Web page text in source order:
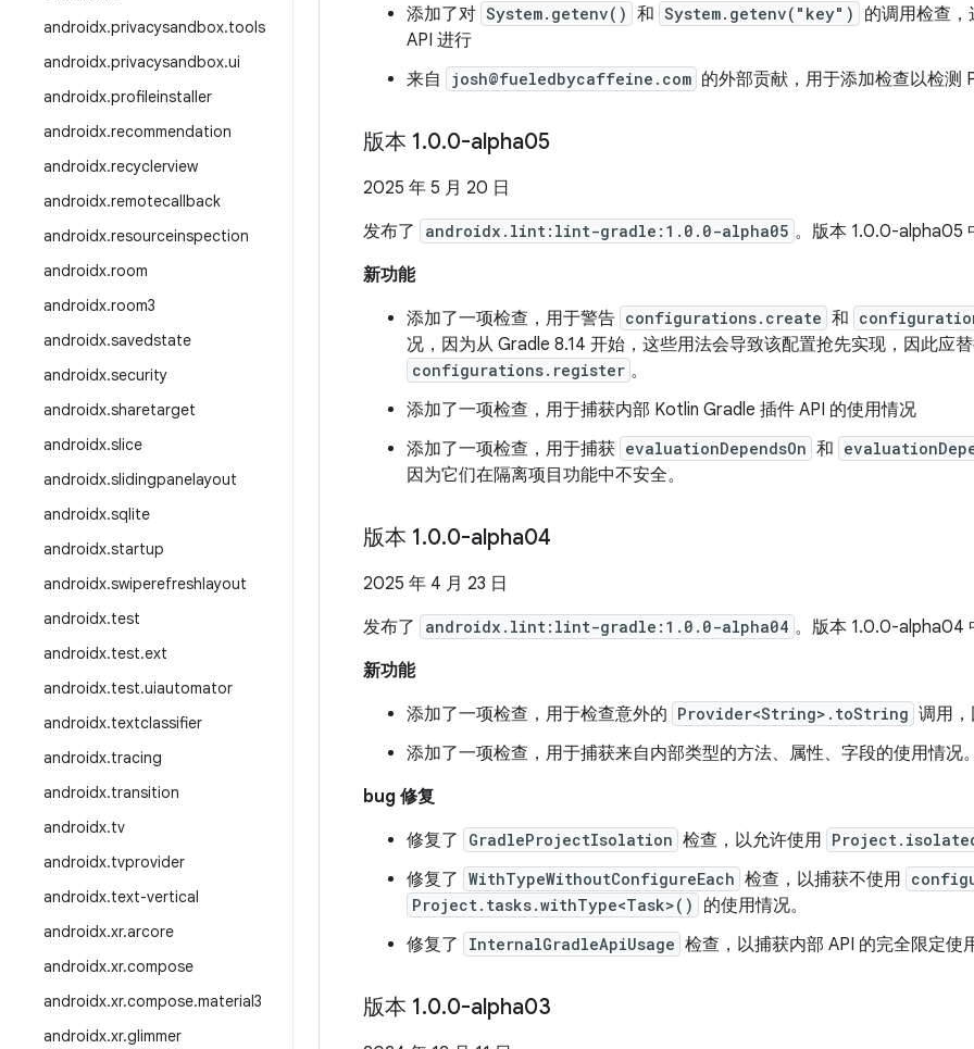
androidx.privacysandbox.tools
androidx.privacysandbox.ui
androidx.profileinstaller
androidx.recommendation
androidx.recyclerview
androidx.remotecallback
androidx.resourceinspection
androidx.room
androidx.room3
androidx.savedstate
androidx.security
androidx.sharetarget
androidx.slice
androidx.slidingpanelayout
androidx.sqlite
androidx.startup
androidx.swiperefreshlayout
androidx.test
androidx.test.ext
androidx.test.uiautomator
androidx.textclassifier
androidx.tracing
androidx.transition
androidx.tv
androidx.tvprovider
androidx.text-vertical
androidx.xr.arcore
androidx.xr.compose
androidx.xr.compose.material3
androidx.xr.glimmer
添加了对 System.getenv() 和 System.getenv("key")
的调用检查
API 进行
来自
josh@fueledbycaffeine.com 的外部贡献，用于添加检查以检测
版本 1.0.0-alpha05
2025 年 5 月 20 日
发布了
androidx.lint:lint-gradle:1.0.0-alpha05 。版本 1.0.0-alpha05
新功能
添加了一项检查，用于警告 configurations.create 和
况，因为从 Gradle 8.14 开始，这些用法会导致该配置抢先实现，因此应
configurations.register 。
添加了一项检查，用于捕获内部 Kotlin Gradle 插件 API 的使用情况
添加了一项检查，用于捕获 evaluationDependsOn 和
因为它们在隔离项目功能中不安全。
版本 1.0.0-alpha04
2025 年 4 月 23 日
发布了
androidx.lint:lint-gradle:1.0.0-alpha04 。版本 1.0.0-alpha04
新功能
添加了一项检查，用于检查意外的 Provider<String>.toString 调用
添加了一项检查，用于捕获来自内部类型的方法、属性、字段的使用情况
bug 修复
修复了
GradleProjectIsolation 检查，以允许使用
修复了 WithTypeWithoutConfigureEach 检查，以捕获不使用
Project.tasks.withType<Task>()
的使用情况。
修复了
InternalGradleApiUsage 检查，以捕获内部 API 的完全限定使
版本 1.0.0-alpha03